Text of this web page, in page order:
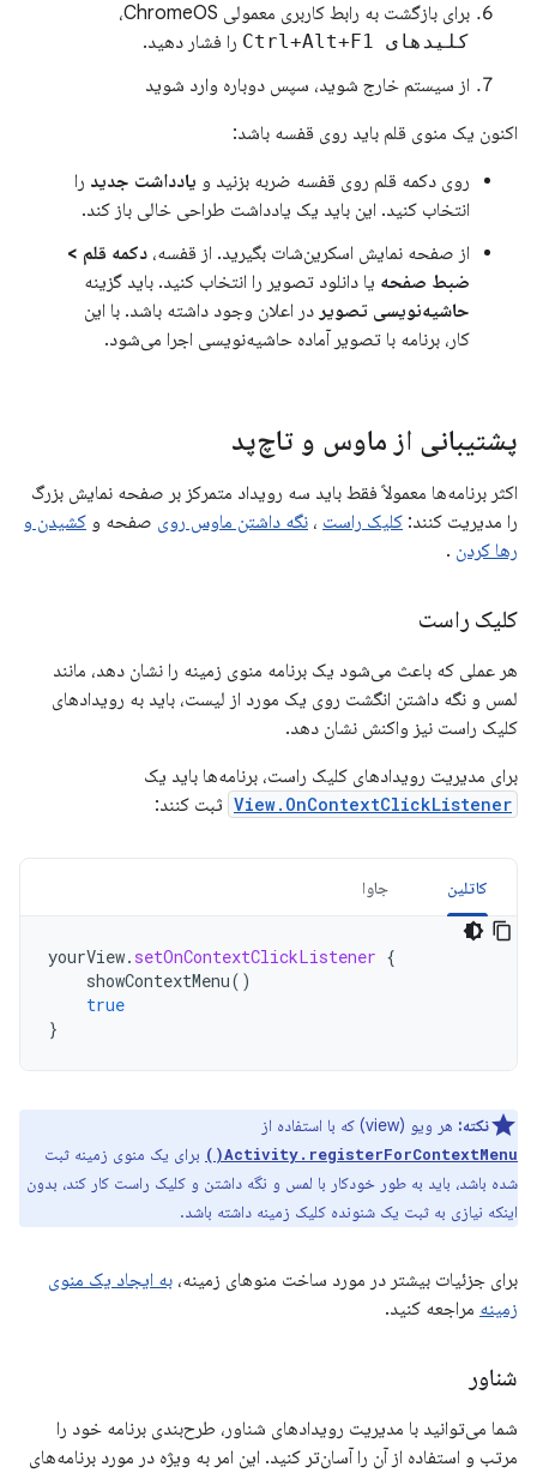
برای بازگشت به رابط کاربری معمولی ChromeOS،
کلیدهای Ctrl+Alt+F1
را فشار دهید.
از سیستم خارج شوید، سپس دوباره وارد شوید
اکنون یک منوی قلم باید روی قفسه باشد:
روی دکمه قلم روی قفسه ضربه بزنید و یادداشت جدید را
انتخاب کنید. این باید یک یادداشت طراحی خالی باز کند.
از صفحه نمایش اسکرین‌شات بگیرید. از قفسه، دکمه قلم >
ضبط صفحه یا دانلود تصویر را انتخاب کنید. باید گزینه
حاشیه‌نویسی تصویر در اعلان وجود داشته باشد. با این
کار، برنامه با تصویر آماده حاشیه‌نویسی اجرا می‌شود.
پشتیبانی از ماوس و تاچ‌پد
اکثر برنامه‌ها معمولاً فقط باید سه رویداد متمرکز بر صفحه نمایش بزرگ
را مدیریت کنند: کلیک راست ، نگه داشتن ماوس روی صفحه و کشیدن و
رها کردن .
کلیک راست
هر عملی که باعث می‌شود یک برنامه منوی زمینه را نشان دهد، مانند
لمس و نگه داشتن انگشت روی یک مورد از لیست، باید به رویدادهای
کلیک راست نیز واکنش نشان دهد.
برای مدیریت رویدادهای کلیک راست، برنامه‌ها باید یک
View.OnContextClickListener ثبت کنند:
کاتلین جاوا
yourView. setOnContextClickListener {
showContextMenu()
true
}
نکته: هر ویو (view) که با استفاده از
Activity.registerForContextMenu()
برای یک منوی زمینه ثبت
شده باشد، باید به طور خودکار با لمس و نگه داشتن و کلیک راست کار کند، بدون
اینکه نیازی به ثبت یک شنونده کلیک زمینه داشته باشد.
برای جزئیات بیشتر در مورد ساخت منوهای زمینه، به ایجاد یک منوی
زمینه مراجعه کنید.
شناور
شما می‌توانید با مدیریت رویدادهای شناور، طرح‌بندی برنامه خود را
مرتب و استفاده از آن را آسان‌تر کنید. این امر به ویژه در مورد برنامه‌های